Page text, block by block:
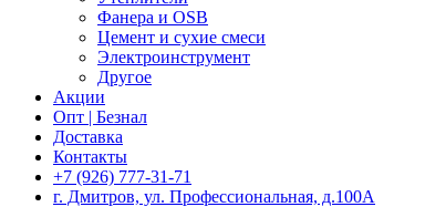
Фанера и OSB
Цемент и сухие смеси
Электроинструмент
Другое
Акции
Опт | Безнал
Доставка
Контакты
+7 (926) 777-31-71
г. Дмитров, ул. Профессиональная, д.100А